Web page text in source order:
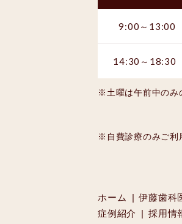
9:00～13:00
14:30～18:30
※土曜は午前中のみ
※自費診療のみご利
ホーム 伊藤歯科
症例紹介
採用情